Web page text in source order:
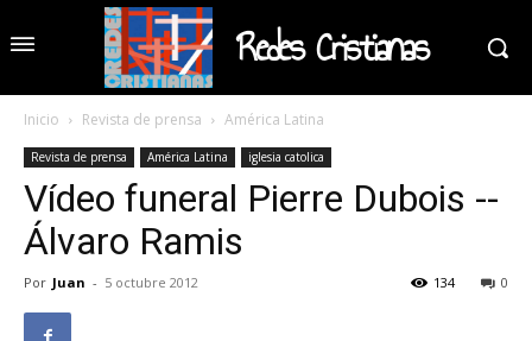
Redes Cristianas
Inicio Revista de prensa América Latina
Revista de prensa América Latina iglesia catolica
Vídeo funeral Pierre Dubois --
Álvaro Ramis
Por Juan - 5 octubre 2012 0
134